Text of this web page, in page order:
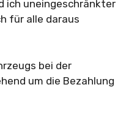
ich uneingeschränkter
für alle daraus
bei der
um die Bezahlung